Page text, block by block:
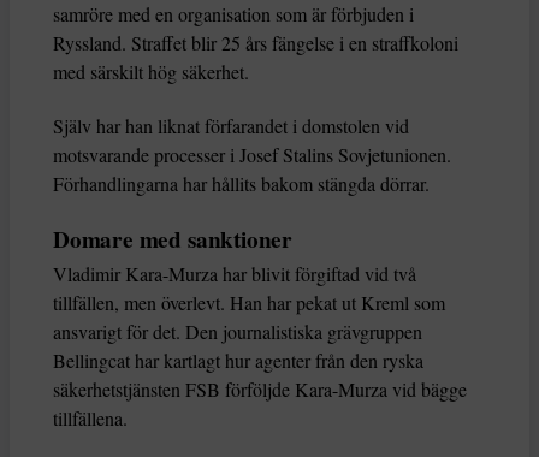
samröre med en organisation som är förbjuden i
Ryssland. Straffet blir 25 års fängelse i en straffkoloni
med särskilt hög säkerhet.
Själv har han liknat förfarandet i domstolen vid
motsvarande processer i Josef Stalins Sovjetunionen.
Förhandlingarna har hållits bakom stängda dörrar.
Domare med sanktioner
Vladimir Kara-Murza har blivit förgiftad vid två
tillfällen, men överlevt. Han har pekat ut Kreml som
ansvarigt för det. Den journalistiska grävgruppen
Bellingcat har kartlagt hur agenter från den ryska
säkerhetstjänsten FSB förföljde Kara-Murza vid bägge
tillfällena.